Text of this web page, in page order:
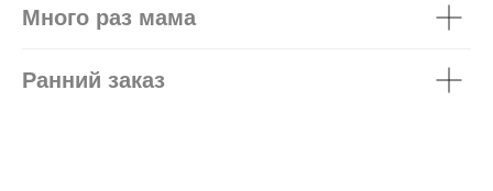
Много раз мама
Ранний заказ